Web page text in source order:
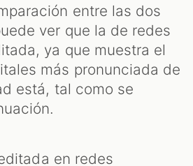
entre las dos
ver que la de redes
ya que muestra el
más pronunciada de
está, tal como se
en redes